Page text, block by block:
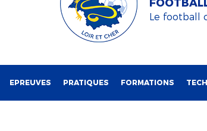
Le football
EPREUVES PRATIQUES FORMATIONS